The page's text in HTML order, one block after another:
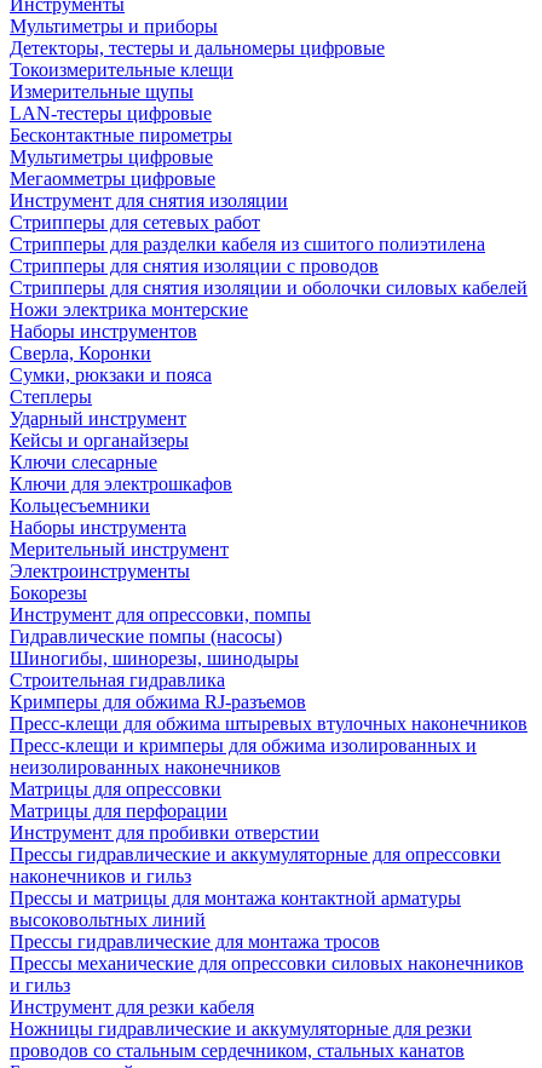
Инструменты
Мультиметры и приборы
Детекторы, тестеры и дальномеры цифровые
Токоизмерительные клещи
Измерительные щупы
LAN-тестеры цифровые
Бесконтактные пирометры
Мультиметры цифровые
Мегаомметры цифровые
Инструмент для снятия изоляции
Стрипперы для сетевых работ
Стрипперы для разделки кабеля из сшитого полиэтилена
Cтрипперы для снятия изоляции с проводов
Стрипперы для снятия изоляции и оболочки силовых кабелей
Ножи электрика монтерские
Наборы инструментов
Сверла, Коронки
Сумки, рюкзаки и пояса
Степлеры
Ударный инструмент
Кейсы и органайзеры
Ключи слесарные
Ключи для электрошкафов
Кольцесъемники
Наборы инструмента
Мерительный инструмент
Электроинструменты
Бокорезы
Инструмент для опрессовки, помпы
Гидравлические помпы (насосы)
Шиногибы, шинорезы, шинодыры
Строительная гидравлика
Кримперы для обжима RJ-разъемов
Пресс-клещи для обжима штыревых втулочных наконечников
Пресс-клещи и кримперы для обжима изолированных и
неизолированных наконечников
Матрицы для опрессовки
Матрицы для перфорации
Инструмент для пробивки отверстии
Прессы гидравлические и аккумуляторные для опрессовки
наконечников и гильз
Прессы и матрицы для монтажа контактной арматуры
высоковольтных линий
Прессы гидравлические для монтажа тросов
Прессы механические для опрессовки силовых наконечников
и гильз
Инструмент для резки кабеля
Ножницы гидравлические и аккумуляторные для резки
проводов со стальным сердечником, стальных канатов